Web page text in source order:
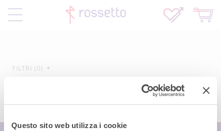
Questo sito web utilizza i cookie
FILTRI 0